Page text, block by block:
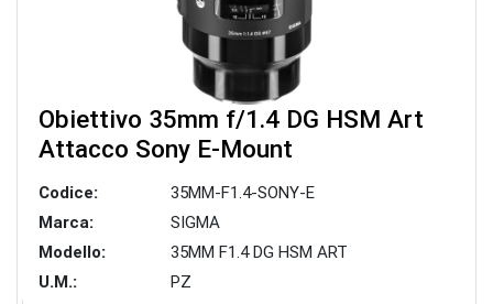
Obiettivo 35mm f/1.4 DG HSM Art
Attacco Sony E-Mount
Codice:
35MM-F1.4-SONY-E
Marca:
SIGMA
Modello:
35MM F1.4 DG HSM ART
U.M.:
PZ